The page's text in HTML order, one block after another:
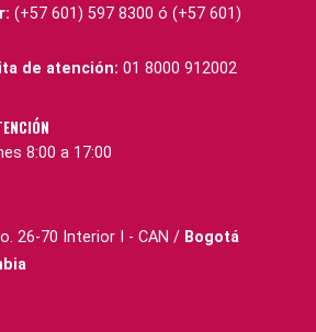
(+57 601) 597 8300 ó (+57 601)
de atención: 01 8000 912002
8:00 a 17:00
26-70 Interior I - CAN / Bogotá